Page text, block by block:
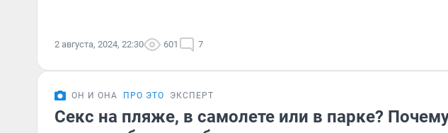
2 августа, 2024, 22:30 601 7
ОН И ОНА ПРО ЭТО ЭКСПЕРТ
Секс на пляже, в самолете или в парке?